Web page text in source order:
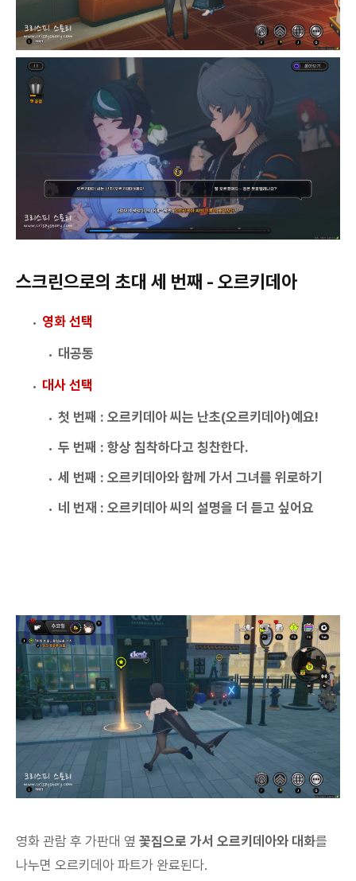
스크린으로의 초대 세 번째 - 오르키데아
영화 선택
대공동
대사 선택
첫 번째 : 오르키데아 씨는 난초(오르키데아)예요!
두 번째 : 항상 침착하다고 칭찬한다.
세 번째 : 오르키데아와 함께 가서 그녀를 위로하기
네 번재 : 오르키데아 씨의 설명을 더 듣고 싶어요
영화 관람 후 가판대 옆 꽃집으로 가서 오르키데아와 대화를
나누면 오르키데아 파트가 완료된다.